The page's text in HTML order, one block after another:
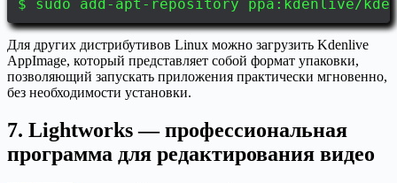
$ sudo add-apt-repository ppa:kdenlive/
Для других дистрибутивов Linux можно загрузить Kdenlive
AppImage, который представляет собой формат упаковки,
позволяющий запускать приложения практически мгновенно,
без необходимости установки.
7. Lightworks — профессиональная
программа для редактирования видео